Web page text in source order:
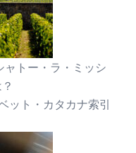
トー・ラ・ミッシ
ット・カタカナ索引